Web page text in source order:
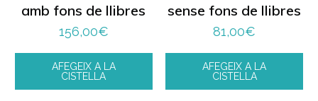
amb fons de llibres
156,00€
AFEGEIX A LA
CISTELLA
sense fons de llibres
81,00€
AFEGEIX A LA
CISTELLA